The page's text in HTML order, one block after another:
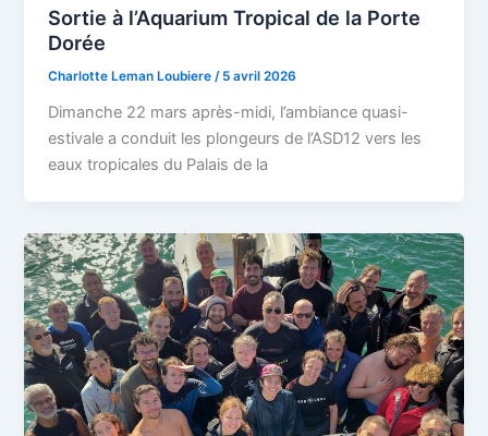
Sortie à l’Aquarium Tropical de la Porte
Dorée
Charlotte Leman Loubiere/ 5 avril 2026
Dimanche 22 mars après-midi, l’ambiance quasi-
estivale a conduit les plongeurs de l’ASD12 vers les
eaux tropicales du Palais de la